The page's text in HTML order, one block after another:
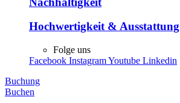
Hochwertigkeit & Ausstattung
Folge uns
Facebook InstagramYoutube Linkedin
Buchung
Buchen